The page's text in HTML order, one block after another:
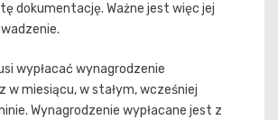
dokumentację. Ważne jest więc jej
wypłacać wynagrodzenie
w miesiącu, w stałym, wcześniej
Wynagrodzenie wypłacane jest z